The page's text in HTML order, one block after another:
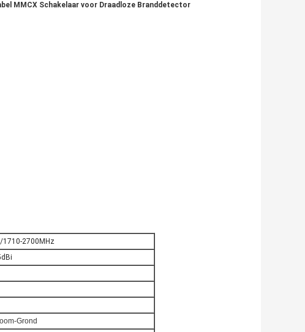
MMCX Schakelaar voor Draadloze Branddetector
1710-2700MHz
Grond